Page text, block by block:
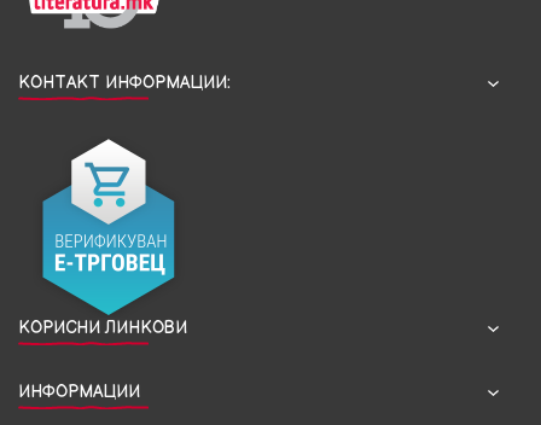
КОНТАКТ ИНФОРМАЦИИ:
КОРИСНИ ЛИНКОВИ
ИНФОРМАЦИИ